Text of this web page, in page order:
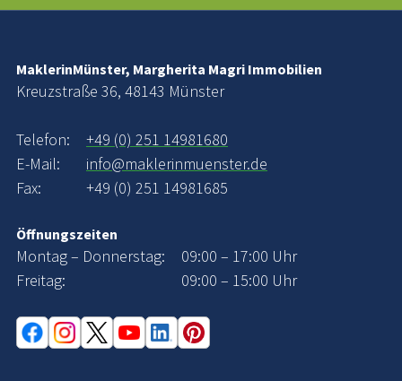
MaklerinMünster, Margherita Magri Immobilien
Kreuzstraße 36, 48143 Münster
Telefon:
+49 (0) 251 14981680
E-Mail:
info@maklerinmuenster.de
Fax:
+49 (0) 251 14981685
Öffnungszeiten
Montag – Donnerstag:
09:00 – 17:00 Uhr
Freitag:
09:00 – 15:00 Uhr